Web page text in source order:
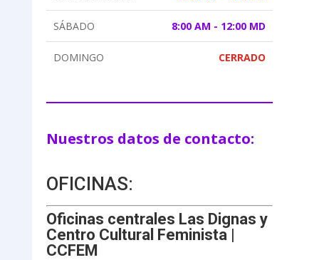
SÁBADO 8:00 AM - 12:00 MD
DOMINGO CERRADO
Nuestros datos de contacto:
OFICINAS:
Oficinas centrales Las Dignas y
Centro Cultural Feminista |
CCFEM